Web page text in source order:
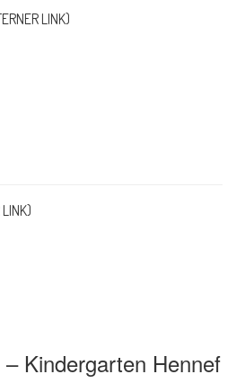
LINK)
Kindergarten Hennef